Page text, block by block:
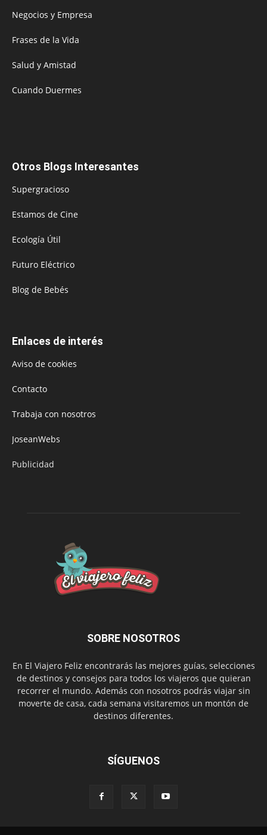
Negocios y Empresa
Frases de la Vida
Salud y Amistad
Cuando Duermes
Otros Blogs Interesantes
Supergracioso
Estamos de Cine
Ecología Útil
Futuro Eléctrico
Blog de Bebés
Enlaces de interés
Aviso de cookies
Contacto
Trabaja con nosotros
JoseanWebs
Publicidad
SOBRE NOSOTROS
En El Viajero Feliz encontrarás las mejores guías, selecciones
de destinos y consejos para todos los viajeros que quieran
recorrer el mundo. Además con nosotros podrás viajar sin
moverte de casa, cada semana visitaremos un montón de
destinos diferentes.
SÍGUENOS